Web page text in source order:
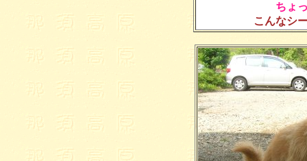
ちょ
こんなシ